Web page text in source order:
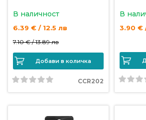
Дизайн
от
Weberest
В наличност
6.39 € / 12.5 лв
7.10 € /13.89 лв
Добави в количка
CCR202
В
3.90 €